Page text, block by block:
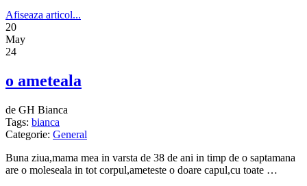
Afiseaza articol...
20
May
24
o ameteala
de GH Bianca
Tags: bianca
Categorie: General
Buna ziua,mama mea in varsta de 38 de ani in timp de o saptamana
are o moleseala in tot corpul,ameteste o doare capul,cu toate …